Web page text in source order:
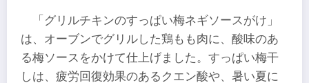
「グリルチキンのすっぱい梅ネギソースがけ」
は、オーブンでグリルした鶏もも肉に、酸味のあ
る梅ソースをかけて仕上げました。すっぱい梅干
しは、疲労回復効果のあるクエン酸や、暑い夏に